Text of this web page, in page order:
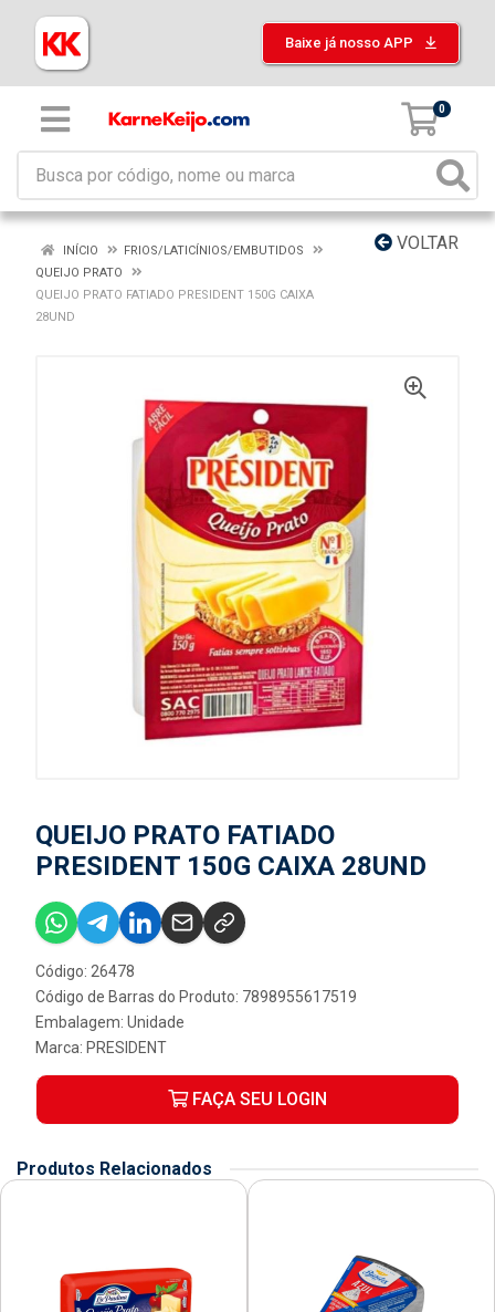
Baixe já nosso APP
0
VOLTAR
INÍCIO
FRIOS/LATICÍNIOS/EMBUTIDOS
QUEIJO PRATO
QUEIJO PRATO FATIADO PRESIDENT 150G CAIXA
28UND
QUEIJO PRATO FATIADO
PRESIDENT 150G CAIXA 28UND
Código: 26478
Código de Barras do Produto: 7898955617519
Embalagem: Unidade
Marca: PRESIDENT
FAÇA SEU LOGIN
Produtos Relacionados